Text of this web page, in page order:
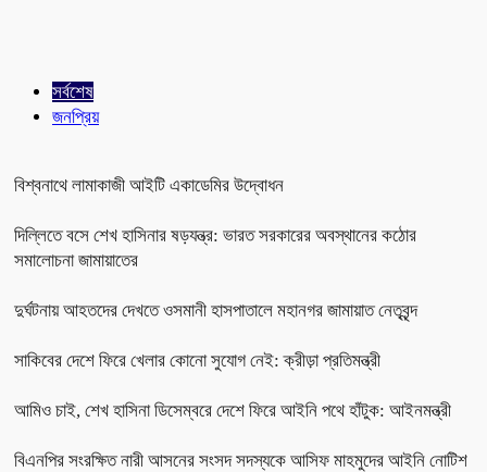
সর্বশেষ
জনপ্রিয়
বিশ্বনাথে লামাকাজী আইটি একাডেমির উদ্বোধন
দিল্লিতে বসে শেখ হাসিনার ষড়যন্ত্র: ভারত সরকারের অবস্থানের কঠোর
সমালোচনা জামায়াতের
দুর্ঘটনায় আহতদের দেখতে ওসমানী হাসপাতালে মহানগর জামায়াত নেতৃবৃন্দ
সাকিবের দেশে ফিরে খেলার কোনো সুযোগ নেই: ক্রীড়া প্রতিমন্ত্রী
আমিও চাই, শেখ হাসিনা ডিসেম্বরে দেশে ফিরে আইনি পথে হাঁটুক: আইনমন্ত্রী
বিএনপির সংরক্ষিত নারী আসনের সংসদ সদস্যকে আসিফ মাহমুদের আইনি নোটিশ